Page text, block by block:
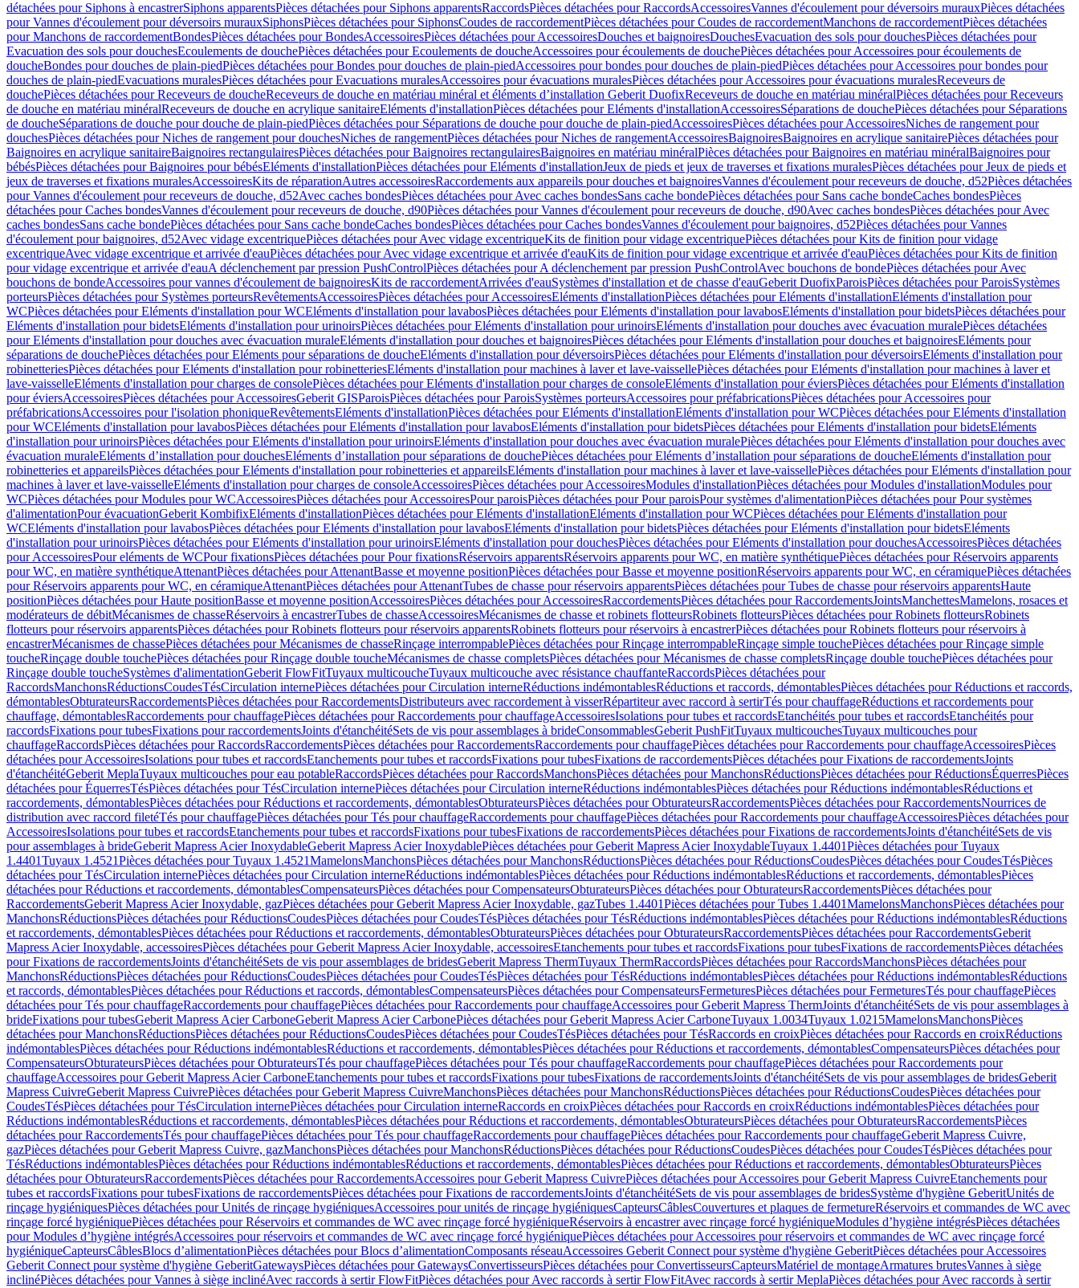
détachées pour Siphons à encastrerSiphons apparentsPièces détachées pour Siphons apparentsRaccordsPièces détachées pour RaccordsAccessoiresVannes d'écoulement pour déversoirs murauxPièces détachées
pour Vannes d'écoulement pour déversoirs murauxSiphonsPièces détachées pour SiphonsCoudes de raccordementPièces détachées pour Coudes de raccordementManchons de raccordementPièces détachées
pour Manchons de raccordementBondesPièces détachées pour BondesAccessoiresPièces détachées pour AccessoiresDouches et baignoiresDouchesEvacuation des sols pour douchesPièces détachées pour
Evacuation des sols pour douchesEcoulements de douchePièces détachées pour Ecoulements de doucheAccessoires pour écoulements de douchePièces détachées pour Accessoires pour écoulements de
doucheBondes pour douches de plain-piedPièces détachées pour Bondes pour douches de plain-piedAccessoires pour bondes pour douches de plain-piedPièces détachées pour Accessoires pour bondes pour
douches de plain-piedEvacuations muralesPièces détachées pour Evacuations muralesAccessoires pour évacuations muralesPièces détachées pour Accessoires pour évacuations muralesReceveurs de
douchePièces détachées pour Receveurs de doucheReceveurs de douche en matériau minéral et éléments d’installation Geberit DuofixReceveurs de douche en matériau minéralPièces détachées pour Receveurs
de douche en matériau minéralReceveurs de douche en acrylique sanitaireEléments d'installationPièces détachées pour Eléments d'installationAccessoiresSéparations de douchePièces détachées pour Séparations
de doucheSéparations de douche pour douche de plain-piedPièces détachées pour Séparations de douche pour douche de plain-piedAccessoiresPièces détachées pour AccessoiresNiches de rangement pour
douchesPièces détachées pour Niches de rangement pour douchesNiches de rangementPièces détachées pour Niches de rangementAccessoiresBaignoiresBaignoires en acrylique sanitairePièces détachées pour
Baignoires en acrylique sanitaireBaignoires rectangulairesPièces détachées pour Baignoires rectangulairesBaignoires en matériau minéralPièces détachées pour Baignoires en matériau minéralBaignoires pour
bébésPièces détachées pour Baignoires pour bébésEléments d'installationPièces détachées pour Eléments d'installationJeux de pieds et jeux de traverses et fixations muralesPièces détachées pour Jeux de pieds et
jeux de traverses et fixations muralesAccessoiresKits de réparationAutres accessoiresRaccordements aux appareils pour douches et baignoiresVannes d'écoulement pour receveurs de douche, d52Pièces détachées
pour Vannes d'écoulement pour receveurs de douche, d52Avec caches bondesPièces détachées pour Avec caches bondesSans cache bondePièces détachées pour Sans cache bondeCaches bondesPièces
détachées pour Caches bondesVannes d'écoulement pour receveurs de douche, d90Pièces détachées pour Vannes d'écoulement pour receveurs de douche, d90Avec caches bondesPièces détachées pour Avec
caches bondesSans cache bondePièces détachées pour Sans cache bondeCaches bondesPièces détachées pour Caches bondesVannes d'écoulement pour baignoires, d52Pièces détachées pour Vannes
d'écoulement pour baignoires, d52Avec vidage excentriquePièces détachées pour Avec vidage excentriqueKits de finition pour vidage excentriquePièces détachées pour Kits de finition pour vidage
excentriqueAvec vidage excentrique et arrivée d'eauPièces détachées pour Avec vidage excentrique et arrivée d'eauKits de finition pour vidage excentrique et arrivée d'eauPièces détachées pour Kits de finition
pour vidage excentrique et arrivée d'eauA déclenchement par pression PushControlPièces détachées pour A déclenchement par pression PushControlAvec bouchons de bondePièces détachées pour Avec
bouchons de bondeAccessoires pour vannes d'écoulement de baignoiresKits de raccordementArrivées d'eauSystèmes d'installation et de chasse d'eauGeberit DuofixParoisPièces détachées pour ParoisSystèmes
porteursPièces détachées pour Systèmes porteursRevêtementsAccessoiresPièces détachées pour AccessoiresEléments d'installationPièces détachées pour Eléments d'installationEléments d'installation pour
WCPièces détachées pour Eléments d'installation pour WCEléments d'installation pour lavabosPièces détachées pour Eléments d'installation pour lavabosEléments d'installation pour bidetsPièces détachées pour
Eléments d'installation pour bidetsEléments d'installation pour urinoirsPièces détachées pour Eléments d'installation pour urinoirsEléments d'installation pour douches avec évacuation muralePièces détachées
pour Eléments d'installation pour douches avec évacuation muraleEléments d'installation pour douches et baignoiresPièces détachées pour Eléments d'installation pour douches et baignoiresEléments pour
séparations de douchePièces détachées pour Eléments pour séparations de doucheEléments d'installation pour déversoirsPièces détachées pour Eléments d'installation pour déversoirsEléments d'installation pour
robinetteriesPièces détachées pour Eléments d'installation pour robinetteriesEléments d'installation pour machines à laver et lave-vaissellePièces détachées pour Eléments d'installation pour machines à laver et
lave-vaisselleEléments d'installation pour charges de consolePièces détachées pour Eléments d'installation pour charges de consoleEléments d'installation pour éviersPièces détachées pour Eléments d'installation
pour éviersAccessoiresPièces détachées pour AccessoiresGeberit GISParoisPièces détachées pour ParoisSystèmes porteursAccessoires pour préfabricationsPièces détachées pour Accessoires pour
préfabricationsAccessoires pour l'isolation phoniqueRevêtementsEléments d'installationPièces détachées pour Eléments d'installationEléments d'installation pour WCPièces détachées pour Eléments d'installation
pour WCEléments d'installation pour lavabosPièces détachées pour Eléments d'installation pour lavabosEléments d'installation pour bidetsPièces détachées pour Eléments d'installation pour bidetsEléments
d'installation pour urinoirsPièces détachées pour Eléments d'installation pour urinoirsEléments d'installation pour douches avec évacuation muralePièces détachées pour Eléments d'installation pour douches avec
évacuation muraleEléments d’installation pour douchesEléments d’installation pour séparations de douchePièces détachées pour Eléments d’installation pour séparations de doucheEléments d'installation pour
robinetteries et appareilsPièces détachées pour Eléments d'installation pour robinetteries et appareilsEléments d'installation pour machines à laver et lave-vaissellePièces détachées pour Eléments d'installation pour
machines à laver et lave-vaisselleEléments d'installation pour charges de consoleAccessoiresPièces détachées pour AccessoiresModules d'installationPièces détachées pour Modules d'installationModules pour
WCPièces détachées pour Modules pour WCAccessoiresPièces détachées pour AccessoiresPour paroisPièces détachées pour Pour paroisPour systèmes d'alimentationPièces détachées pour Pour systèmes
d'alimentationPour évacuationGeberit KombifixEléments d'installationPièces détachées pour Eléments d'installationEléments d'installation pour WCPièces détachées pour Eléments d'installation pour
WCEléments d'installation pour lavabosPièces détachées pour Eléments d'installation pour lavabosEléments d'installation pour bidetsPièces détachées pour Eléments d'installation pour bidetsEléments
d'installation pour urinoirsPièces détachées pour Eléments d'installation pour urinoirsEléments d'installation pour douchesPièces détachées pour Eléments d'installation pour douchesAccessoiresPièces détachées
pour AccessoiresPour eléments de WCPour fixationsPièces détachées pour Pour fixationsRéservoirs apparentsRéservoirs apparents pour WC, en matière synthétiquePièces détachées pour Réservoirs apparents
pour WC, en matière synthétiqueAttenantPièces détachées pour AttenantBasse et moyenne positionPièces détachées pour Basse et moyenne positionRéservoirs apparents pour WC, en céramiquePièces détachées
pour Réservoirs apparents pour WC, en céramiqueAttenantPièces détachées pour AttenantTubes de chasse pour réservoirs apparentsPièces détachées pour Tubes de chasse pour réservoirs apparentsHaute
positionPièces détachées pour Haute positionBasse et moyenne positionAccessoiresPièces détachées pour AccessoiresRaccordementsPièces détachées pour RaccordementsJointsManchettesMamelons, rosaces et
modérateurs de débitMécanismes de chasseRéservoirs à encastrerTubes de chasseAccessoiresMécanismes de chasse et robinets flotteursRobinets flotteursPièces détachées pour Robinets flotteursRobinets
flotteurs pour réservoirs apparentsPièces détachées pour Robinets flotteurs pour réservoirs apparentsRobinets flotteurs pour réservoirs à encastrerPièces détachées pour Robinets flotteurs pour réservoirs à
encastrerMécanismes de chassePièces détachées pour Mécanismes de chasseRinçage interrompablePièces détachées pour Rinçage interrompableRinçage simple touchePièces détachées pour Rinçage simple
toucheRinçage double touchePièces détachées pour Rinçage double toucheMécanismes de chasse completsPièces détachées pour Mécanismes de chasse completsRinçage double touchePièces détachées pour
Rinçage double toucheSystèmes d'alimentationGeberit FlowFitTuyaux multicoucheTuyaux multicouche avec résistance chauffanteRaccordsPièces détachées pour
RaccordsManchonsRéductionsCoudesTésCirculation internePièces détachées pour Circulation interneRéductions indémontablesRéductions et raccords, démontablesPièces détachées pour Réductions et raccords,
démontablesObturateursRaccordementsPièces détachées pour RaccordementsDistributeurs avec raccordement à visserRépartiteur avec raccord à sertirTés pour chauffageRéductions et raccordements pour
chauffage, démontablesRaccordements pour chauffagePièces détachées pour Raccordements pour chauffageAccessoiresIsolations pour tubes et raccordsEtanchéités pour tubes et raccordsEtanchéités pour
raccordsFixations pour tubesFixations pour raccordementsJoints d'étanchéitéSets de vis pour assemblages à brideConsommablesGeberit PushFitTuyaux multicouchesTuyaux multicouches pour
chauffageRaccordsPièces détachées pour RaccordsRaccordementsPièces détachées pour RaccordementsRaccordements pour chauffagePièces détachées pour Raccordements pour chauffageAccessoiresPièces
détachées pour AccessoiresIsolations pour tubes et raccordsEtanchements pour tubes et raccordsFixations pour tubesFixations de raccordementsPièces détachées pour Fixations de raccordementsJoints
d'étanchéitéGeberit MeplaTuyaux multicouches pour eau potableRaccordsPièces détachées pour RaccordsManchonsPièces détachées pour ManchonsRéductionsPièces détachées pour RéductionsÉquerresPièces
détachées pour ÉquerresTésPièces détachées pour TésCirculation internePièces détachées pour Circulation interneRéductions indémontablesPièces détachées pour Réductions indémontablesRéductions et
raccordements, démontablesPièces détachées pour Réductions et raccordements, démontablesObturateursPièces détachées pour ObturateursRaccordementsPièces détachées pour RaccordementsNourrices de
distribution avec raccord filetéTés pour chauffagePièces détachées pour Tés pour chauffageRaccordements pour chauffagePièces détachées pour Raccordements pour chauffageAccessoiresPièces détachées pour
AccessoiresIsolations pour tubes et raccordsEtanchements pour tubes et raccordsFixations pour tubesFixations de raccordementsPièces détachées pour Fixations de raccordementsJoints d'étanchéitéSets de vis
pour assemblages à brideGeberit Mapress Acier InoxydableGeberit Mapress Acier InoxydablePièces détachées pour Geberit Mapress Acier InoxydableTuyaux 1.4401Pièces détachées pour Tuyaux
1.4401Tuyaux 1.4521Pièces détachées pour Tuyaux 1.4521MamelonsManchonsPièces détachées pour ManchonsRéductionsPièces détachées pour RéductionsCoudesPièces détachées pour CoudesTésPièces
détachées pour TésCirculation internePièces détachées pour Circulation interneRéductions indémontablesPièces détachées pour Réductions indémontablesRéductions et raccordements, démontablesPièces
détachées pour Réductions et raccordements, démontablesCompensateursPièces détachées pour CompensateursObturateursPièces détachées pour ObturateursRaccordementsPièces détachées pour
RaccordementsGeberit Mapress Acier Inoxydable, gazPièces détachées pour Geberit Mapress Acier Inoxydable, gazTubes 1.4401Pièces détachées pour Tubes 1.4401MamelonsManchonsPièces détachées pour
ManchonsRéductionsPièces détachées pour RéductionsCoudesPièces détachées pour CoudesTésPièces détachées pour TésRéductions indémontablesPièces détachées pour Réductions indémontablesRéductions
et raccordements, démontablesPièces détachées pour Réductions et raccordements, démontablesObturateursPièces détachées pour ObturateursRaccordementsPièces détachées pour RaccordementsGeberit
Mapress Acier Inoxydable, accessoiresPièces détachées pour Geberit Mapress Acier Inoxydable, accessoiresEtanchements pour tubes et raccordsFixations pour tubesFixations de raccordementsPièces détachées
pour Fixations de raccordementsJoints d'étanchéitéSets de vis pour assemblages de bridesGeberit Mapress ThermTuyaux ThermRaccordsPièces détachées pour RaccordsManchonsPièces détachées pour
ManchonsRéductionsPièces détachées pour RéductionsCoudesPièces détachées pour CoudesTésPièces détachées pour TésRéductions indémontablesPièces détachées pour Réductions indémontablesRéductions
et raccords, démontablesPièces détachées pour Réductions et raccords, démontablesCompensateursPièces détachées pour CompensateursFermeturesPièces détachées pour FermeturesTés pour chauffagePièces
détachées pour Tés pour chauffageRaccordements pour chauffagePièces détachées pour Raccordements pour chauffageAccessoires pour Geberit Mapress ThermJoints d'étanchéitéSets de vis pour assemblages à
brideFixations pour tubesGeberit Mapress Acier CarboneGeberit Mapress Acier CarbonePièces détachées pour Geberit Mapress Acier CarboneTuyaux 1.0034Tuyaux 1.0215MamelonsManchonsPièces
détachées pour ManchonsRéductionsPièces détachées pour RéductionsCoudesPièces détachées pour CoudesTésPièces détachées pour TésRaccords en croixPièces détachées pour Raccords en croixRéductions
indémontablesPièces détachées pour Réductions indémontablesRéductions et raccordements, démontablesPièces détachées pour Réductions et raccordements, démontablesCompensateursPièces détachées pour
CompensateursObturateursPièces détachées pour ObturateursTés pour chauffagePièces détachées pour Tés pour chauffageRaccordements pour chauffagePièces détachées pour Raccordements pour
chauffageAccessoires pour Geberit Mapress Acier CarboneEtanchements pour tubes et raccordsFixations pour tubesFixations de raccordementsJoints d'étanchéitéSets de vis pour assemblages de bridesGeberit
Mapress CuivreGeberit Mapress CuivrePièces détachées pour Geberit Mapress CuivreManchonsPièces détachées pour ManchonsRéductionsPièces détachées pour RéductionsCoudesPièces détachées pour
CoudesTésPièces détachées pour TésCirculation internePièces détachées pour Circulation interneRaccords en croixPièces détachées pour Raccords en croixRéductions indémontablesPièces détachées pour
Réductions indémontablesRéductions et raccordements, démontablesPièces détachées pour Réductions et raccordements, démontablesObturateursPièces détachées pour ObturateursRaccordementsPièces
détachées pour RaccordementsTés pour chauffagePièces détachées pour Tés pour chauffageRaccordements pour chauffagePièces détachées pour Raccordements pour chauffageGeberit Mapress Cuivre,
gazPièces détachées pour Geberit Mapress Cuivre, gazManchonsPièces détachées pour ManchonsRéductionsPièces détachées pour RéductionsCoudesPièces détachées pour CoudesTésPièces détachées pour
TésRéductions indémontablesPièces détachées pour Réductions indémontablesRéductions et raccordements, démontablesPièces détachées pour Réductions et raccordements, démontablesObturateursPièces
détachées pour ObturateursRaccordementsPièces détachées pour RaccordementsAccessoires pour Geberit Mapress CuivrePièces détachées pour Accessoires pour Geberit Mapress CuivreEtanchements pour
tubes et raccordsFixations pour tubesFixations de raccordementsPièces détachées pour Fixations de raccordementsJoints d'étanchéitéSets de vis pour assemblages de bridesSystème d'hygiène GeberitUnités de
rinçage hygiéniquesPièces détachées pour Unités de rinçage hygiéniquesAccessoires pour unités de rinçage hygiéniquesCapteursCâblesCouvertures et plaques de fermetureRéservoirs et commandes de WC avec
rinçage forcé hygiéniquePièces détachées pour Réservoirs et commandes de WC avec rinçage forcé hygiéniqueRéservoirs à encastrer avec rinçage forcé hygiéniqueModules d’hygiène intégrésPièces détachées
pour Modules d’hygiène intégrésAccessoires pour réservoirs et commandes de WC avec rinçage forcé hygiéniquePièces détachées pour Accessoires pour réservoirs et commandes de WC avec rinçage forcé
hygiéniqueCapteursCâblesBlocs d’alimentationPièces détachées pour Blocs d’alimentationComposants réseauAccessoires Geberit Connect pour système d'hygiène GeberitPièces détachées pour Accessoires
Geberit Connect pour système d'hygiène GeberitGatewaysPièces détachées pour GatewaysConvertisseursPièces détachées pour ConvertisseursCapteursMatériel de montageArmatures brutesVannes à siège
inclinéPièces détachées pour Vannes à siège inclinéAvec raccords à sertir FlowFitPièces détachées pour Avec raccords à sertir FlowFitAvec raccords à sertir MeplaPièces détachées pour Avec raccords à sertir